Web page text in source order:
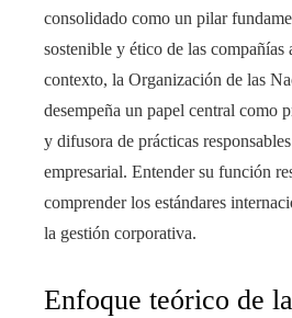
consolidado como un pilar
sostenible y ético de las
contexto, la Organización de las
desempeña un papel central como
y difusora de prácticas
empresarial. Entender su función
comprender los estándares
la gestión corporativa.
Enfoque teórico de la